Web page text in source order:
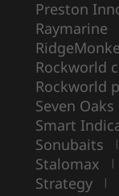
Preston
Raymarine
Rockworld c
Rockworld p
Seven Oaks
Smart
Sonubaits |
Stalomax |
Strategy |